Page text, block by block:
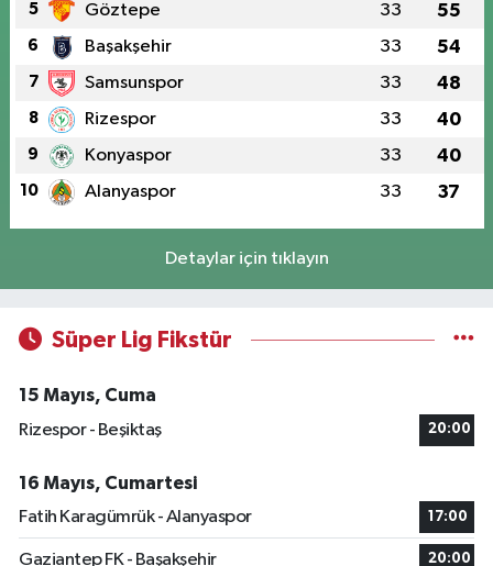
5 Göztepe 33 55
6 Başakşehir 33 54
7 Samsunspor 33 48
8 Rizespor 33 40
9 Konyaspor 33 40
10 Alanyaspor 33 37
Detaylar için tıklayın
Süper Lig Fikstür
15 Mayıs, Cuma
Rizespor - Beşiktaş
20:00
16 Mayıs, Cumartesi
Fatih Karagümrük - Alanyaspor
17:00
Gaziantep FK - Başakşehir 20:00